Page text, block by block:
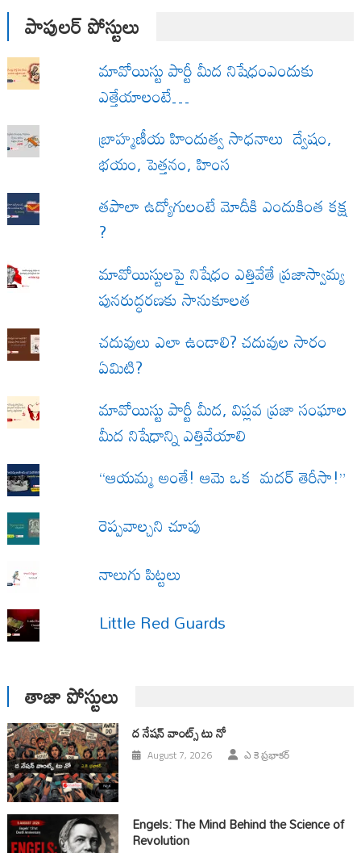
పాపులర్ పోస్టులు
మావోయిస్టు పార్టీ మీద నిషేధంఎందుకు
ఎత్తేయాలంటే…
బ్రాహ్మణీయ హిందుత్వ సాధనాలు ద్వేషం,
భయం, పెత్తనం, హింస
త‌పాలా ఉద్యోగులంటే మోదీకి ఎందుకింత కక్ష
?
మావోయిస్టులపై నిషేధం ఎత్తివేతే ప్రజాస్వామ్య
పునరుద్ధరణకు సానుకూలత
చదువులు ఎలా ఉండాలి? చదువుల సారం
ఏమిటి?
మావోయిస్టు పార్టీ మీద, విప్లవ ప్రజా సంఘాల
మీద నిషేధాన్ని ఎత్తివేయాలి
“ఆయమ్మ అంతే! ఆమె ఒక మదర్ తెరీసా!”
రెప్పవాల్చని చూపు
నాలుగు పిట్టలు
Little Red Guards
తాజా పోస్టులు
ద నేషన్ వాంట్స్ టు నో
August 7, 2026 ఎ కె ప్రభాకర్
Engels: The Mind Behind the Science of
Revolution